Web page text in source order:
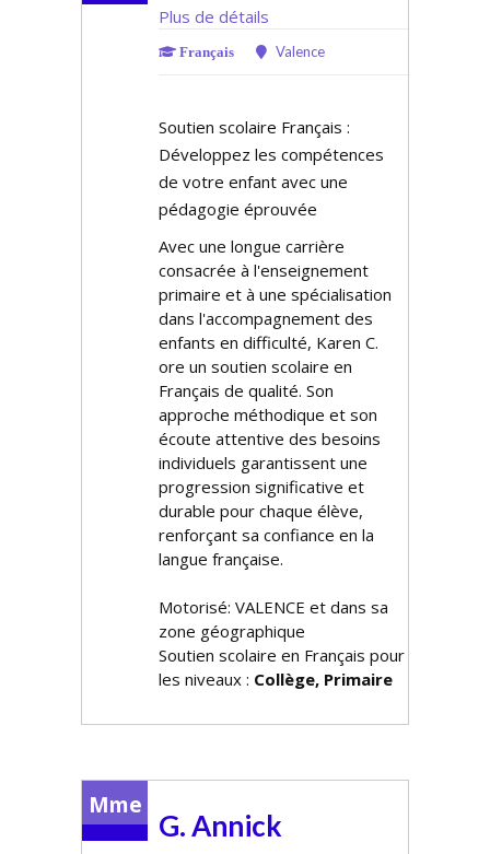
Plus de détails
Français Valence
Soutien scolaire Français :
Développez les compétences
de votre enfant avec une
pédagogie éprouvée
Avec une longue carrière
consacrée à l'enseignement
primaire et à une spécialisation
dans l'accompagnement des
enfants en difficulté, Karen C.
offre un soutien scolaire en
Français de qualité. Son
approche méthodique et son
écoute attentive des besoins
individuels garantissent une
progression significative et
durable pour chaque élève,
renforçant sa confiance en la
langue française.
Motorisé: VALENCE et dans sa
zone géographique
Soutien scolaire en Français pour
les niveaux : Collège, Primaire
Mme
G. Annick